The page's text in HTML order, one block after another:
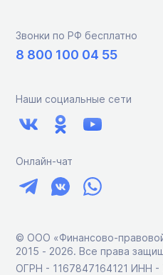
Звонки по РФ бесплатно
8 800 100 04 55
Наши социальные сети
Онлайн-чат
© ООО «Финансово-
2015 ‑ 2026. Все права
ОГРН - 1167847164121 ИНН -